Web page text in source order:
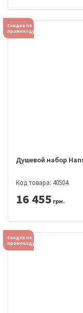
Скидка по
промокоду
Душевой набор
Код товара: 40504
16 455 грн.
Скидка по
промокоду